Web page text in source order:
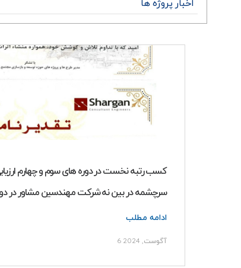
کسب رتبه نخست در دوره های سوم و چهارم
سرچشمه در بین نه شرکت مهندسین مشاور در
ادامه مطلب
6 آگوست, 2024